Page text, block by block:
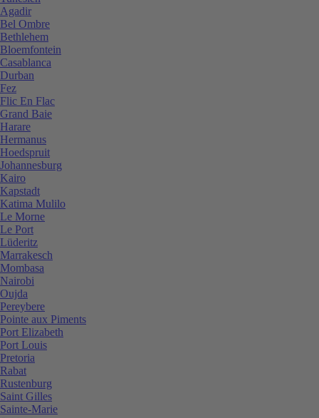
Agadir
Bel Ombre
Bethlehem
Bloemfontein
Casablanca
Durban
Fez
Flic En Flac
Grand Baie
Harare
Hermanus
Hoedspruit
Johannesburg
Kairo
Kapstadt
Katima Mulilo
Le Morne
Le Port
Lüderitz
Marrakesch
Mombasa
Nairobi
Oujda
Pereybere
Pointe aux Piments
Port Elizabeth
Port Louis
Pretoria
Rabat
Rustenburg
Saint Gilles
Sainte-Marie